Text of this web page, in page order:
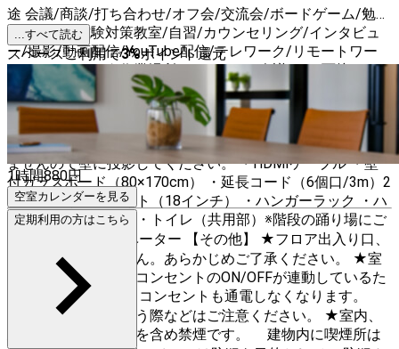
途 会議/商談/打ち合わせ/オフ会/交流会/ボードゲーム/勉強
会/英会話/試験対策教室/自習/カウンセリング/インタビュ
ー/撮影/動画配信/YouTube配信/テレワーク/リモートワー
ク/コワーキング/作業場所/ZOOM/Web会議/Web面接/オン
ライン授業/ウェビナー 等 【設備・備品】 ・光回線Wi-
Fi（有線接続不可） ・跳ね上げ式キャスター付きテーブル
（180×45cm）2台 ・椅子 6脚 ・折りたたみ椅子 2脚
・プロジェクター（EPSON/EBS05） ※スクリーンはござい
ませんので壁に投影してください。 ・HDMIケーブル ・壁
付ガラスボード（80×170cm） ・延長コード（6個口/3m）2
本 ・LEDリングライト（18インチ） ・ハンガーラック ・ハ
ンガー7本 ・傘立て ・トイレ（共用部）※階段の踊り場にご
ざいます。 ・エレベーター 【その他】 ★フロア出入り口、
部屋に鍵はありません。あらかじめご了承ください。 ★室
内照明スイッチと壁コンセントのON/OFFが連動しているた
め、 照明を切るとコンセントも通電しなくなります。
プロジェクターを使う際などはご注意ください。 ★室内、
建物内は電子タバコを含め禁煙です。 建物内に喫煙所は
...すべて読む
スペースご利用で3%ポイント還元
1時間880円
空室カレンダーを見る
定期利用の方はこちら